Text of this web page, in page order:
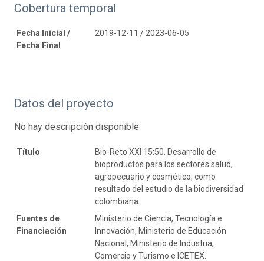
Cobertura temporal
Fecha Inicial /
Fecha Final
2019-12-11 / 2023-06-05
Datos del proyecto
No hay descripción disponible
Título
Bio-Reto XXI 15:50. Desarrollo de
bioproductos para los sectores salud,
agropecuario y cosmético, como
resultado del estudio de la biodiversidad
colombiana
Fuentes de
Financiación
Ministerio de Ciencia, Tecnología e
Innovación, Ministerio de Educación
Nacional, Ministerio de Industria,
Comercio y Turismo e ICETEX.